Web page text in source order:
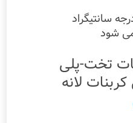
تخت-پلی
لانه